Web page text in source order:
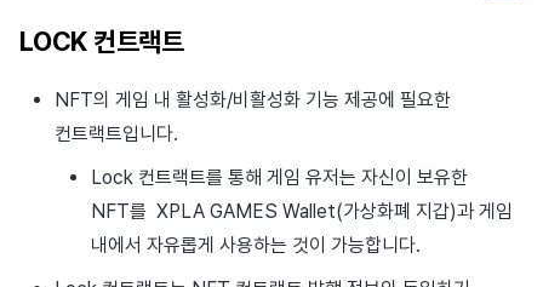
LOCK 컨트랙트
NFT의 게임 내 활성화/비활성화 기능 제공에 필요한
컨트랙트입니다.
Lock 컨트랙트를 통해 게임 유저는 자신이 보유한
NFT를 XPLA GAMES Wallet(가상화폐 지갑)과 게임
내에서 자유롭게 사용하는 것이 가능합니다.